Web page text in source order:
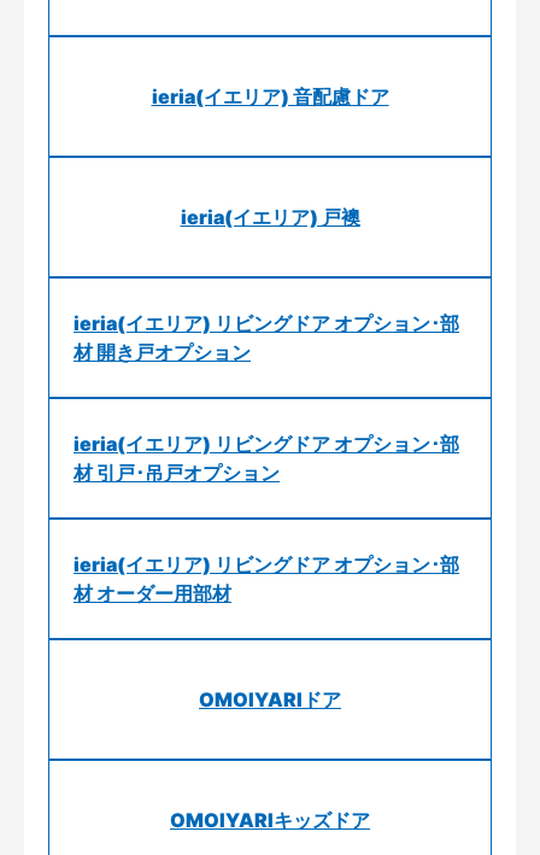
ieria(イエリア) 音配慮ドア
ieria(イエリア) 戸襖
ieria(イエリア) リビングドア オプション･部
材 開き戸オプション
ieria(イエリア) リビングドア オプション･部
材 引戸･吊戸オプション
ieria(イエリア) リビングドア オプション･部
材 オーダー用部材
OMOIYARIドア
OMOIYARIキッズドア